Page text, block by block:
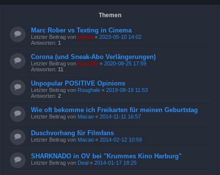
Themen
Marc Rober vs Texting in Cinema
Letzter Beitrag von emma « 2023-05-10 14:02
Antworten: 1
Corona (und Sneak-Abo Verlängerungen)
Letzter Beitrag von Kasi Mir « 2020-08-25 17:59
Antworten: 11
Unpopular POSITIVE Opinions
Letzter Beitrag von Roughale « 2019-08-19 11:53
Antworten: 2
Wie oft bekomme ich Freikarten für meinen Geburtstag
Letzter Beitrag von Macao « 2014-11-11 16:57
Duschvorhang für Filmfans
Letzter Beitrag von Macao « 2014-02-12 10:59
SHARKNADO in OV bei "Krummes Kino Harburg"
Letzter Beitrag von Deal « 2014-01-17 18:25